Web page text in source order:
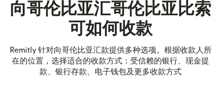
向哥伦比亚汇哥伦比亚比索
可如何收款
Remitly 针对向哥伦比亚汇款提供多种选项。根据收款人所
在的位置，选择适合的收款方式：受信赖的银行、现金提
款、银行存款、电子钱包及更多收款方式